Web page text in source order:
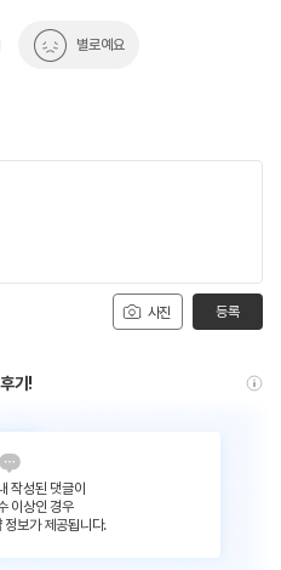
별로예요
사진 등록
기!
작성된 댓글이
이상인 경우
정보가 제공됩니다.